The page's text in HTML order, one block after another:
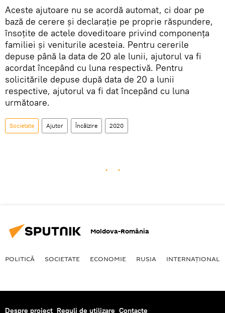
Aceste ajutoare nu se acordă automat, ci doar pe
bază de cerere și declarație pe proprie răspundere,
însoţite de actele doveditoare privind componenţa
familiei şi veniturile acesteia. Pentru cererile
depuse până la data de 20 ale lunii, ajutorul va fi
acordat începând cu luna respectivă. Pentru
solicitările depuse după data de 20 a lunii
respective, ajutorul va fi dat începând cu luna
următoare.
Societate Ajutor Încălzire 2020
Moldova-România
POLITICĂ SOCIETATE ECONOMIE RUSIA INTERNAŢIONAL
Despre proiect Reguli de utilizare Contacte